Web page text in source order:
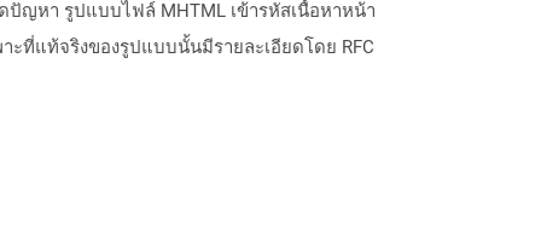
ปัญหา รูปแบบไฟล์ MHTML เข้ารหัสเนื้อหาหน้า
ะที่แท้จริงของรูปแบบนั้นมีรายละเอียดโดย RFC